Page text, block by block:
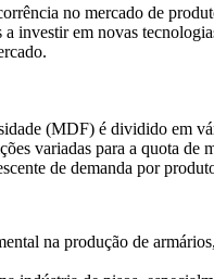
no mercado de
investir em novas
(MDF) é dividido em
variadas para a quota de
de demanda por
na produção de